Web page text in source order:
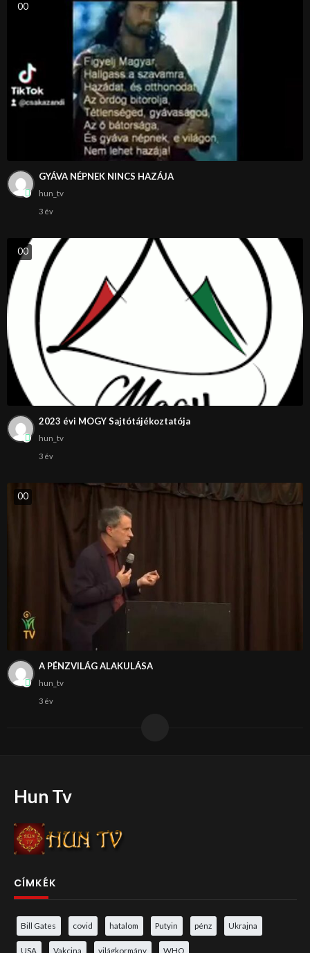
00
GYÁVA NÉPNEK NINCS HAZÁJA
hun_tv
3 év
00
2023 évi MOGY Sajtótájékoztatója
hun_tv
3 év
00
A PÉNZVILÁG ALAKULÁSA
hun_tv
3 év
Hun Tv
CÍMKÉK
Bill Gates covid hatalom Putyin pénz Ukrajna
USA Vakcina világkormány WHO